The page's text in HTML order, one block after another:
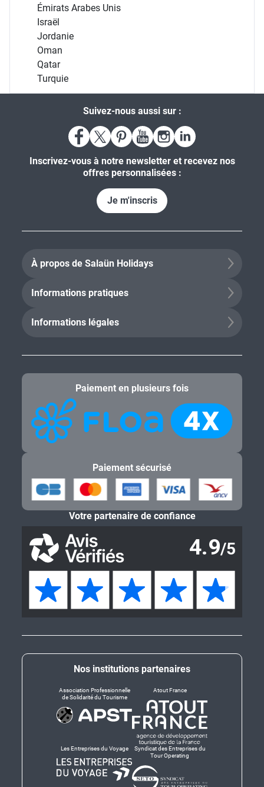
Émirats Arabes Unis
Israël
Jordanie
Oman
Qatar
Turquie
Suivez-nous aussi sur :
Inscrivez-vous à notre newsletter et recevez nos
offres personnalisées :
Je m'inscris
À propos de Salaün Holidays
Informations pratiques
Informations légales
Nos institutions partenaires
Association Professionnelle
de Solidarité du Tourisme
Atout France
Les Entreprises du Voyage
Syndicat des Entreprises du
Tour Operating
Paiement en plusieurs fois
Paiement sécurisé
Votre partenaire de confiance